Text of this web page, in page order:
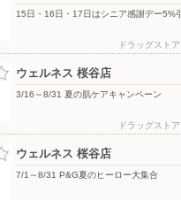
ウェルネス 片原店
〒680-0031 鳥取県鳥取市本町5丁目404-6
15日・16日・17日はシニア感謝デー5%引
ドラッグストア
ウェルネス 桜谷店
3/16～8/31 夏の肌ケアキャンペーン
ドラッグストア
ウェルネス 桜谷店
7/1～8/31 P&G夏のヒーロー大集合